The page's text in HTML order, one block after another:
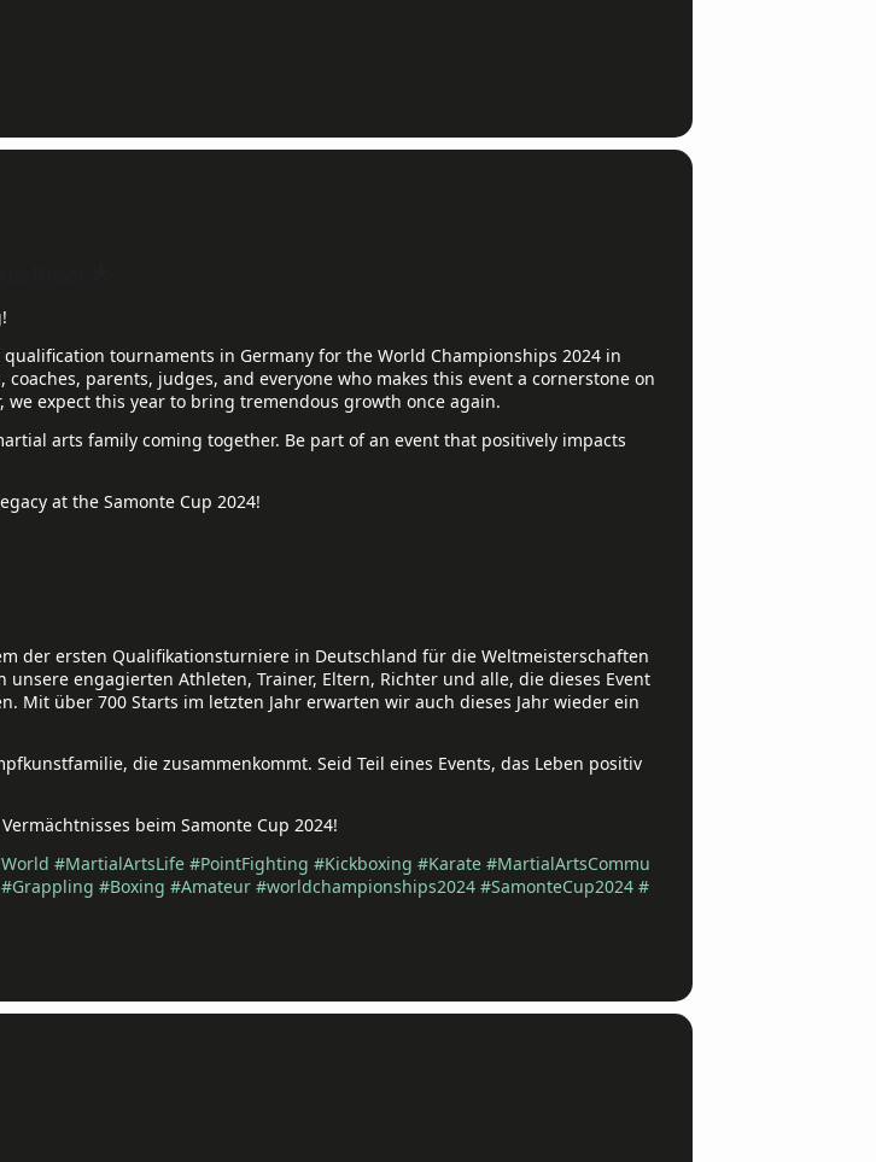
tournaments in Germany for the World Championships 2024 in
parents, judges, and everyone who makes this event a cornerstone on
expect this year to bring tremendous growth once again.
arts family coming together. Be part of an event that positively impacts
at the Samonte Cup 2024!
der ersten Qualifikationsturniere in Deutschland für die Weltmeisterschaften
unsere engagierten Athleten, Trainer, Eltern, Richter und alle, die dieses Event
Mit über 700 Starts im letzten Jahr erwarten wir auch dieses Jahr wieder ein
die zusammenkommt. Seid Teil eines Events, das Leben positiv
beim Samonte Cup 2024!
#MartialArtsLife #PointFighting #Kickboxing #Karate #MartialArtsCommu
#Grappling #Boxing #Amateur #worldchampionships2024 #SamonteCup2024 #